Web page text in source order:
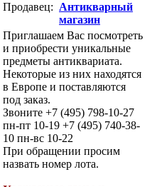
Продавец: Антикварный
магазин
Приглашаем Вас посмотреть
и приобрести уникальные
предметы антиквариата.
Некоторые из них находятся
в Европе и поставляются
под заказ.
Звоните +7 (495) 798-10-27
пн-пт 10-19 +7 (495) 740-38-
10 пн-вс 10-22
При обращении просим
назвать номер лота.